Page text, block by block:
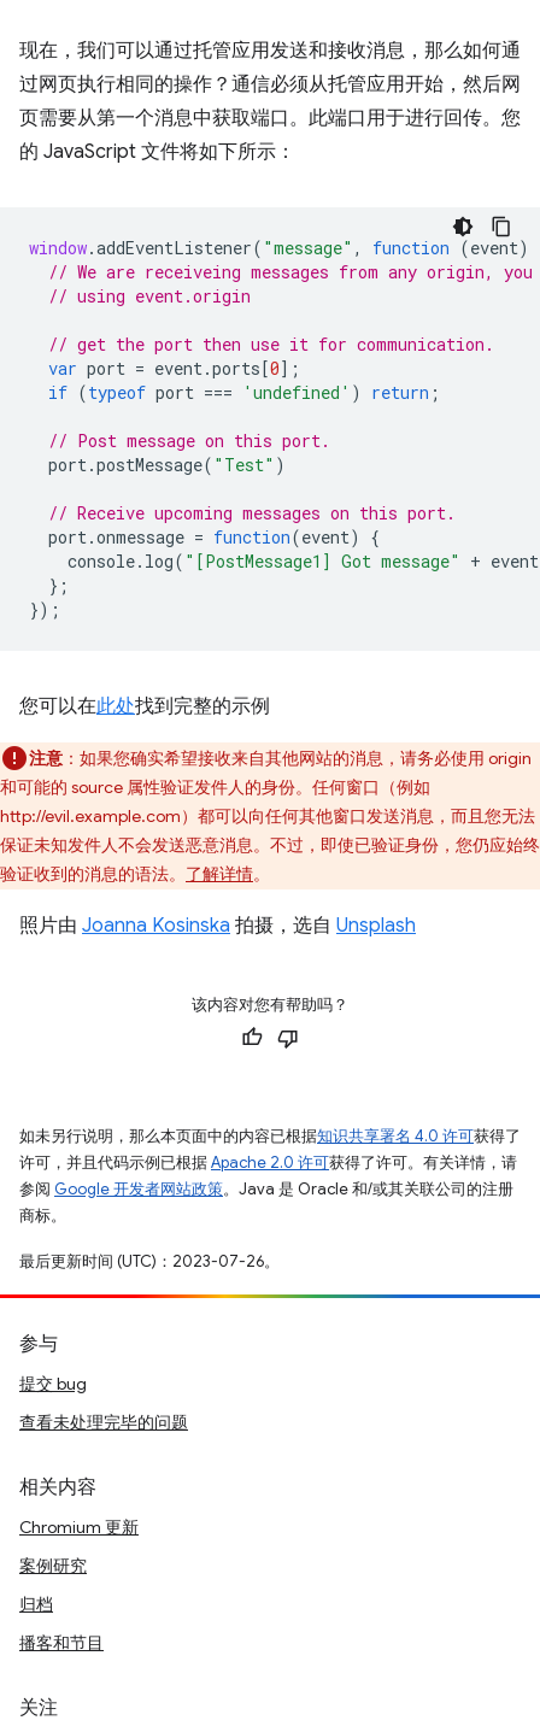
现在，我们可以通过托管应用发送和接收消息，那么如何通
过网页执行相同的操作？通信必须从托管应用开始，然后网
页需要从第一个消息中获取端口。此端口用于进行回传。您
的 JavaScript 文件将如下所示：
window.addEventListener( "message" , function (event)
// We are receiveing messages from any origin,
// using event.origin
// get the port then use it for communication.
var port = event.ports[0];
if (typeof port === 'undefined' ) return ;
// Post message on this port.
port.postMessage( "Test" )
// Receive upcoming messages on this port.
port.onmessage = function(event)
{
console. log( "[PostMessage1] Got message" + event
};
});
您可以在此处找到完整的示例
注意 ：如果您确实希望接收来自其他网站的消息，请务必使用 origin
和可能的 source 属性验证发件人的身份。任何窗口（例如
http://evil.example.com）都可以向任何其他窗口发送消息，而且您无法
保证未知发件人不会发送恶意消息。不过，即使已验证身份，您仍应始终
验证收到的消息的语法。 了解详情。
照片由 Joanna Kosinska 拍摄，选自 Unsplash
该内容对您有帮助吗？
如未另行说明，那么本页面中的内容已根据知识共享署名 4.0 许可获得了
许可，并且代码示例已根据Apache 2.0 许可获得了许可。有关详情，请
参阅 Google 开发者网站政策。Java 是 Oracle 和/或其关联公司的注册
商标。
最后更新时间 (UTC)：2023-07-26。
参与
提交 bug
查看未处理完毕的问题
相关内容
Chromium 更新
案例研究
归档
播客和节目
关注